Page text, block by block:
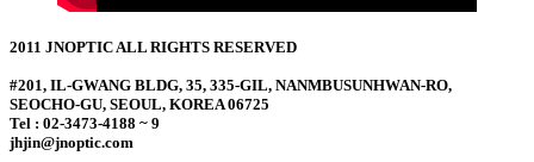
2011 JNOPTIC ALL RIGHTS RESERVED
#201, IL-GWANG BLDG, 35, 335-GIL, NANMBUSUNHWAN-RO,
SEOCHO-GU, SEOUL, KOREA 06725
Tel : 02-3473-4188 ~ 9
jhjin@jnoptic.com